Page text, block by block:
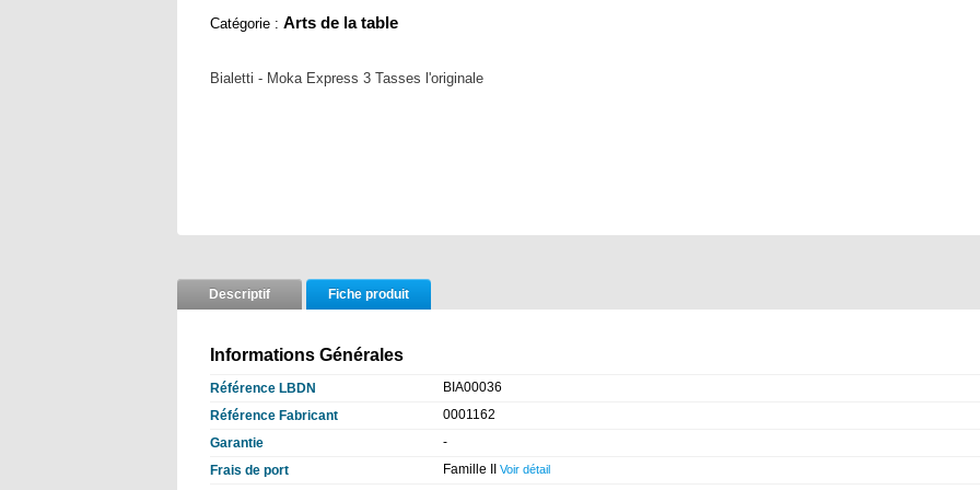
Catégorie : Arts de la table
Bialetti - Moka Express 3 Tasses l'originale
Descriptif Fiche produit
Informations Générales
Référence LBDN
BIA00036
Référence Fabricant
0001162
Garantie
-
Frais de port
Famille II Voir détail